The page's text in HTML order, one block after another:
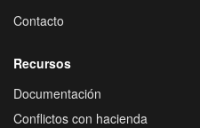
Contacto
Recursos
Documentación
Conflictos con hacienda